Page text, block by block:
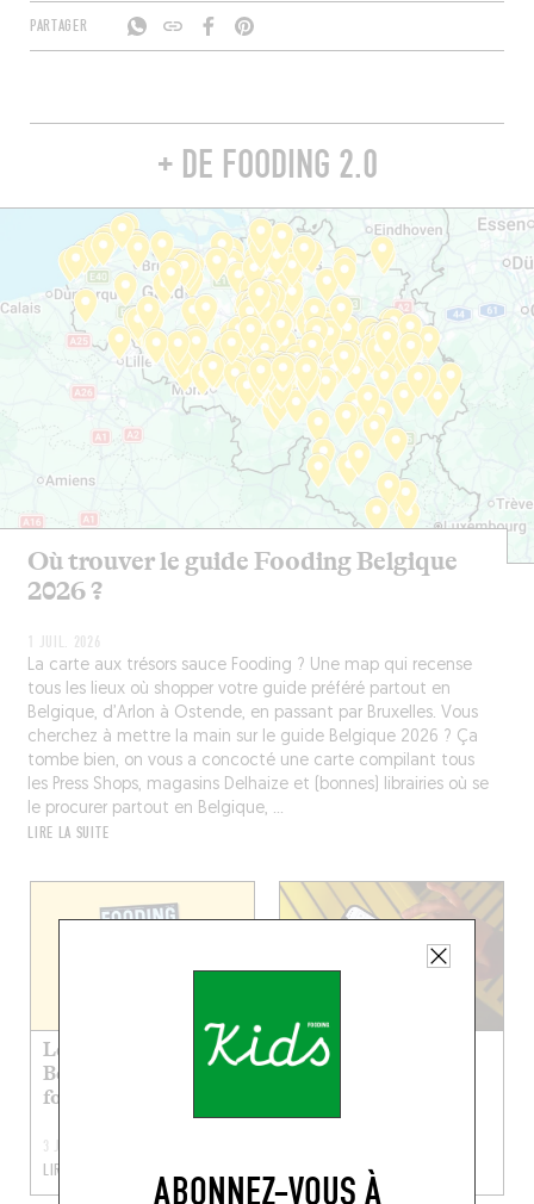
ABONNEZ-VOUS À
PARTAGER
+ DE FOODING 2.0
Où trouver le guide Fooding Belgique
2026 ?
1 JUIL. 2026
La carte aux trésors sauce Fooding ? Une map qui recense
tous les lieux où shopper votre guide préféré partout en
Belgique, d’Arlon à Ostende, en passant par Bruxelles. Vous
cherchez à mettre la main sur le guide Belgique 2026 ? Ça
tombe bien, on vous a concocté une carte compilant tous
les Press Shops, magasins Delhaize et (bonnes) librairies où se
le procurer partout en Belgique, ...
LIRE LA SUITE
Le nouveau guide
Belgique est sorti du
four !
3 JUIN 2026
LIRE LA SUITE
Le guide dans votre
poche avec l’app
LIRE LA SUITE